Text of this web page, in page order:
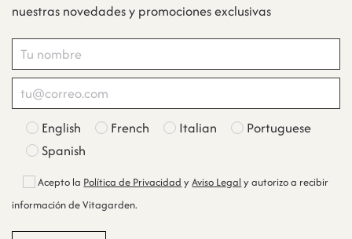
nuestras novedades y promociones exclusivas
English French Italian
Portuguese
Spanish
Acepto la Política de Privacidad yAviso Legal y autorizo a recibir
información de Vitagarden.